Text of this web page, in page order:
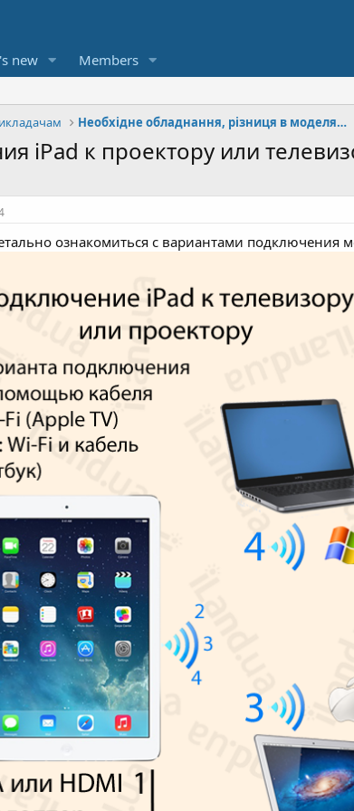
new Members
Необхідне обладнання, різниця в моделях iPad
iPad к проектору или
ознакомиться с вариантами подключения